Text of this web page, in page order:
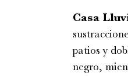
Casa
patios y
negro,